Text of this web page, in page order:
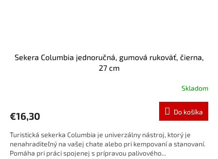
Sekera Columbia jednoručná, gumová rukoväť, čierna,
27 cm
Skladom
€16,30 Do košíka
Turistická sekerka Columbia je univerzálny nástroj, ktorý je
nenahraditeľný na vašej chate alebo pri kempovaní a stanovaní.
Pomáha pri práci spojenej s prípravou palivového...